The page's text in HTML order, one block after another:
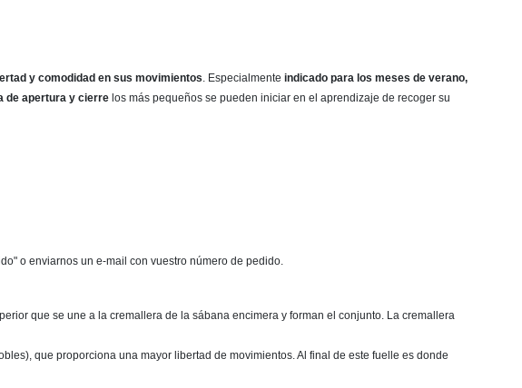
y comodidad en sus movimientos . Especialmente indicado para los meses de verano,
de apertura y cierre los más pequeños se pueden iniciar en el aprendizaje de recoger su
o enviarnos un e-mail con vuestro número de pedido.
que se une a la cremallera de la sábana encimera y forman el conjunto. La cremallera
que proporciona una mayor libertad de movimientos. Al final de este fuelle es donde